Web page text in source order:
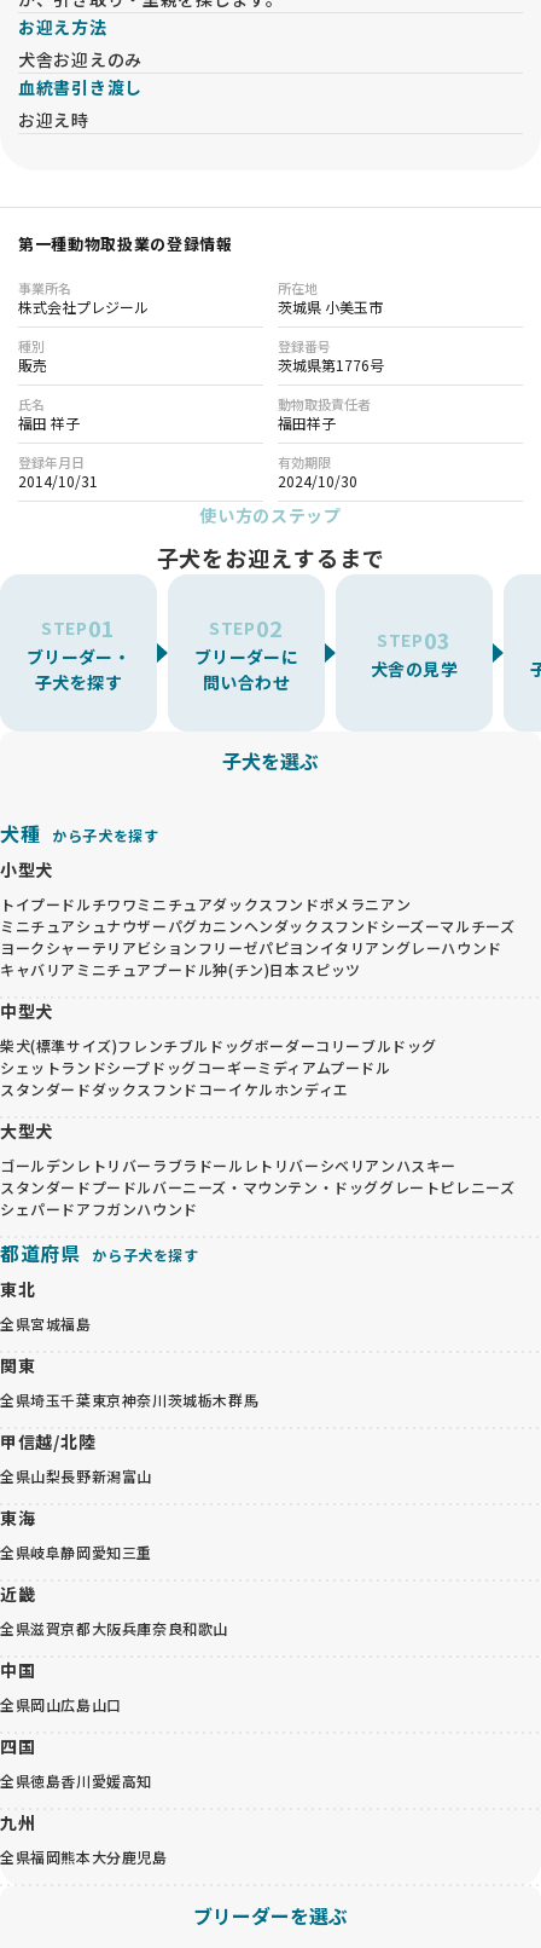
お迎え方法
犬舎お迎えのみ
血統書引き渡し
お迎え時
第一種動物取扱業の登録情報
事業所名
株式会社プレジール
所在地
茨城県 小美玉市
種別
販売
登録番号
茨城県第1776号
氏名
福田 祥子
動物取扱責任者
福田祥子
登録年月日
2014/10/31
有効期限
2024/10/30
使い方のステップ
子犬をお迎えするまで
STEP01
ブリーダー・
子犬を探す
STEP02
ブリーダーに
問い合わせ
STEP03
犬舎の見学
子犬を選ぶ
犬種 から子犬を探す
小型犬
トイプードルチワワミニチュアダックスフンドポメラニアン
ミニチュアシュナウザーパグカニンヘンダックスフンドシーズーマルチーズ
ヨークシャーテリアビションフリーゼパピヨンイタリアングレーハウンド
キャバリア ミニチュアプードル狆(チン)日本スピッツ
中型犬
柴犬(標準サイズ)フレンチブルドッグボーダーコリーブルドッグ
シェットランドシープドッグコーギーミディアムプードル
スタンダードダックスフンドコーイケルホンディエ
大型犬
ゴールデンレトリバー ラブラドールレトリバーシベリアンハスキー
スタンダードプードルバーニーズ・マウンテン・ドッググレートピレニーズ
シェパードアフガンハウンド
都道府県 から子犬を探す
東北
全県宮城福島
関東
全県埼玉千葉東京神奈川茨城栃木群馬
甲信越/北陸
全県山梨長野新潟富山
東海
全県岐阜静岡愛知三重
近畿
全県滋賀京都大阪兵庫奈良和歌山
中国
全県岡山広島山口
四国
全県徳島香川愛媛高知
九州
全県福岡熊本大分鹿児島
ブリーダーを選ぶ